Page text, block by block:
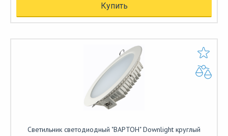
Купить
Cветильник cветодиодный "ВАРТОН" Downlight круглый